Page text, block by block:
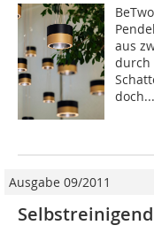
aus
durch
doch...
Ausgabe 09/2011